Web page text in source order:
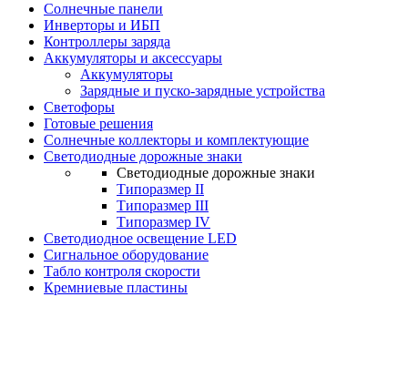
Солнечные панели
Инверторы и ИБП
Контроллеры заряда
Аккумуляторы и аксессуары
Аккумуляторы
Зарядные и пуско-зарядные устройства
Светофоры
Готовые решения
Солнечные коллекторы и комплектующие
Светодиодные дорожные знаки
Светодиодные дорожные знаки
Типоразмер II
Типоразмер III
Типоразмер IV
Светодиодное освещение LED
Сигнальное оборудование
Табло контроля скорости
Кремниевые пластины